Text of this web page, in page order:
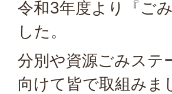
令和3年度より『ご
した。
分別や資源ごみステ
向けて皆で取組みま